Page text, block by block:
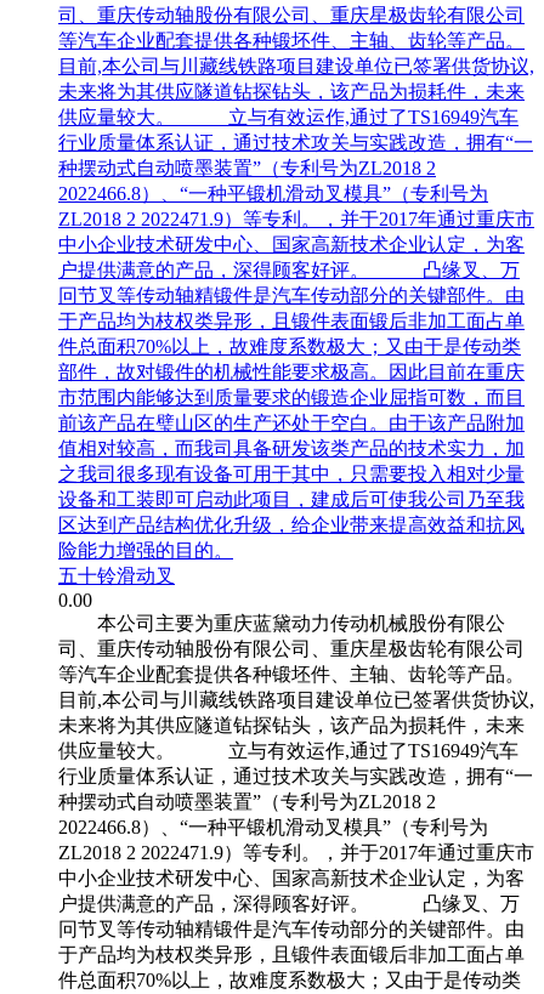
司、重庆传动轴股份有限公司、重庆星极齿轮有限公司
等汽车企业配套提供各种锻坯件、主轴、齿轮等产品。
目前,本公司与川藏线铁路项目建设单位已签署供货协议,
未来将为其供应隧道钻探钻头，该产品为损耗件，未来
供应量较大。 立与有效运作,通过了TS16949汽车
行业质量体系认证，通过技术攻关与实践改造，拥有“一
种摆动式自动喷墨装置”（专利号为ZL2018 2
2022466.8）、“一种平锻机滑动叉模具”（专利号为
ZL2018 2 2022471.9）等专利。，并于2017年通过重庆市
中小企业技术研发中心、国家高新技术企业认定，为客
户提供满意的产品，深得顾客好评。 凸缘叉、万
冋节叉等传动轴精锻件是汽车传动部分的关键部件。由
于产品均为枝权类异形，且锻件表面锻后非加工面占单
件总面积70%以上，故难度系数极大；又由于是传动类
部件，故对锻件的机械性能要求极高。因此目前在重庆
市范围内能够达到质量要求的锻造企业屈指可数，而目
前该产品在璧山区的生产还处于空白。由于该产品附加
值相对较高，而我司具备研发该类产品的技术实力，加
之我司很多现有设备可用于其中，只需要投入相对少量
设备和工装即可启动此项目，建成后可使我公司乃至我
区达到产品结构优化升级，给企业带来提高效益和抗风
险能力增强的目的。
五十铃滑动叉
0.00
本公司主要为重庆蓝黛动力传动机械股份有限公
司、重庆传动轴股份有限公司、重庆星极齿轮有限公司
等汽车企业配套提供各种锻坯件、主轴、齿轮等产品。
目前,本公司与川藏线铁路项目建设单位已签署供货协议,
未来将为其供应隧道钻探钻头，该产品为损耗件，未来
供应量较大。 立与有效运作,通过了TS16949汽车
行业质量体系认证，通过技术攻关与实践改造，拥有“一
种摆动式自动喷墨装置”（专利号为ZL2018 2
2022466.8）、“一种平锻机滑动叉模具”（专利号为
ZL2018 2 2022471.9）等专利。，并于2017年通过重庆市
中小企业技术研发中心、国家高新技术企业认定，为客
户提供满意的产品，深得顾客好评。 凸缘叉、万
冋节叉等传动轴精锻件是汽车传动部分的关键部件。由
于产品均为枝权类异形，且锻件表面锻后非加工面占单
件总面积70%以上，故难度系数极大；又由于是传动类